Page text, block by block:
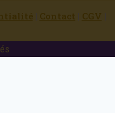
| Contact | CGV |